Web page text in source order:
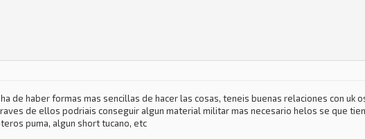
de haber formas mas sencillas de hacer las cosas, teneis buenas relaciones con uk
de ellos podriais conseguir algun material militar mas necesario helos se que
puma, algun short tucano, etc